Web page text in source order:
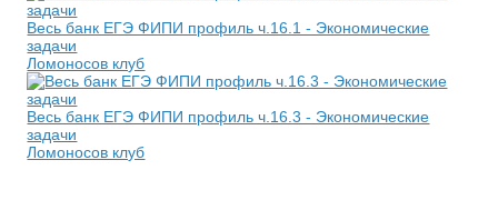
Весь банк ЕГЭ ФИПИ профиль ч.16.1 - Экономические
задачи
Ломоносов клуб
Весь банк ЕГЭ ФИПИ профиль ч.16.3 - Экономические
задачи
Ломоносов клуб